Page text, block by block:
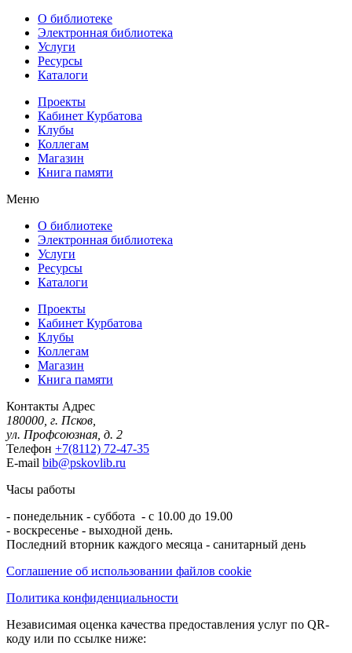
О библиотеке
Электронная библиотека
Услуги
Ресурсы
Каталоги
Проекты
Кабинет Курбатова
Клубы
Коллегам
Магазин
Книга памяти
Меню
О библиотеке
Электронная библиотека
Услуги
Ресурсы
Каталоги
Проекты
Кабинет Курбатова
Клубы
Коллегам
Магазин
Книга памяти
Контакты Адрес
180000, г. Псков,
ул. Профсоюзная, д. 2
Телефон +7(8112) 72-47-35
E-mail bib@pskovlib.ru
Часы работы
- понедельник - суббота - с 10.00 до 19.00
- воскресенье - выходной день.
Последний вторник каждого месяца - санитарный день
Соглашение об использовании файлов cookie
Политика конфиденциальности
Независимая оценка качества предоставления услуг по QR-
коду или по ссылке ниже: